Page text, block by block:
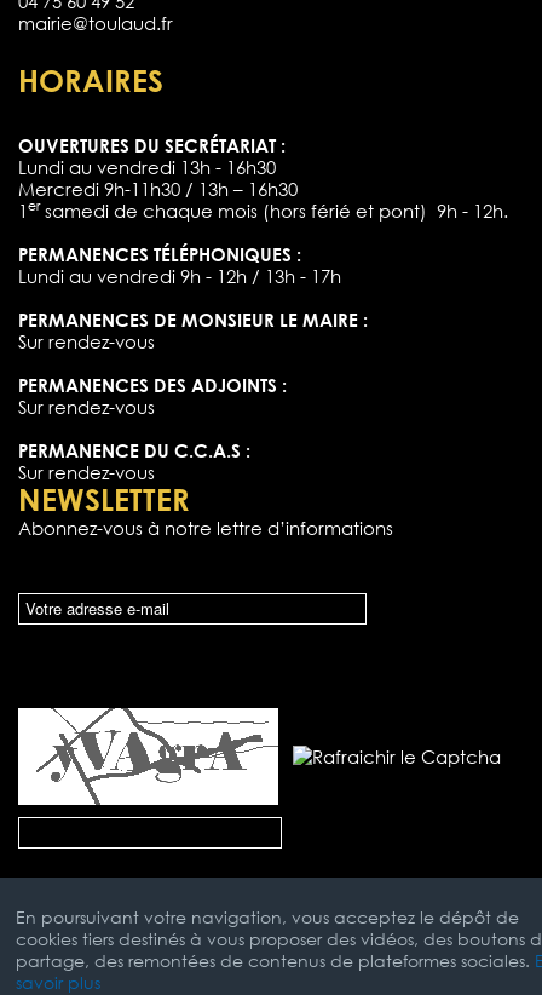
mairie@toulaud.fr
HORAIRES
OUVERTURES DU SECRÉTARIAT :
Lundi au vendredi 13h - 16h30
Mercredi 9h-11h30 / 13h – 16h30
1 ersamedi de chaque mois (hors férié et pont) 9h - 12h.
PERMANENCES TÉLÉPHONIQUES :
Lundi au vendredi 9h - 12h / 13h - 17h
PERMANENCES DE MONSIEUR LE MAIRE :
Sur rendez-vous
PERMANENCES DES ADJOINTS :
Sur rendez-vous
PERMANENCE DU C.C.A.S :
Sur rendez-vous
NEWSLETTER
Abonnez-vous à notre lettre d’informations
En poursuivant votre navigation, vous acceptez le dépôt de
cookies tiers destinés à vous proposer des vidéos, des boutons
partage, des remontées de contenus de plateformes sociales.
savoir plus